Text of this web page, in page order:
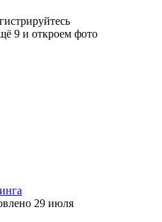
9 и откроем фото
29 июля